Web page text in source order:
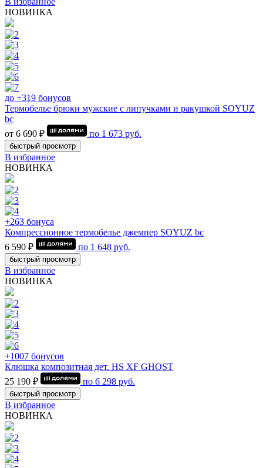
НОВИНКА
до +319 бонусов
Термобелье брюки мужские с липучками и ракушкой SOYUZ
bc
от 6 690 ₽
по 1 673 руб.
быстрый просмотр
В избранное
НОВИНКА
+263 бонуса
Компрессионное термобелье джемпер SOYUZ bc
6 590 ₽
по 1 648 руб.
быстрый просмотр
В избранное
НОВИНКА
+1007 бонусов
Клюшка композитная дет. HS XF GHOST
25 190 ₽
по 6 298 руб.
быстрый просмотр
В избранное
НОВИНКА